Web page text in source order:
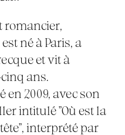
romancier,
né à Paris, a
et vit à
ans.
2009, avec son
intitulé "Où est la
interprété par